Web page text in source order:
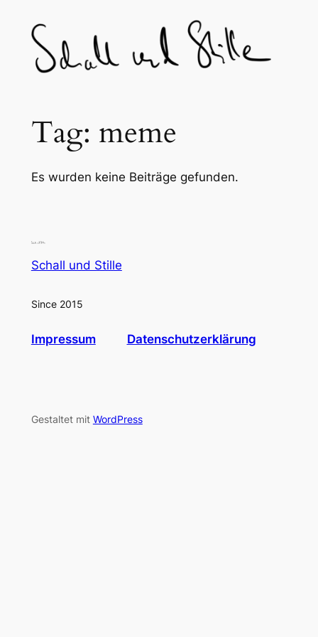
content
Tag: meme
Es wurden keine Beiträge gefunden.
Schall und Stille
Since 2015
Impressum Datenschutzerklärung
Gestaltet mit WordPress